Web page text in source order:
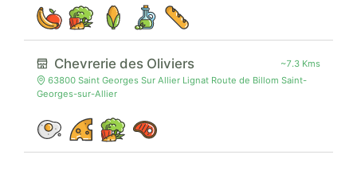
Chevrerie des Oliviers
~7.3 Kms
63800 Saint Georges Sur Allier Lignat Route de Billom Saint-
Georges-sur-Allier